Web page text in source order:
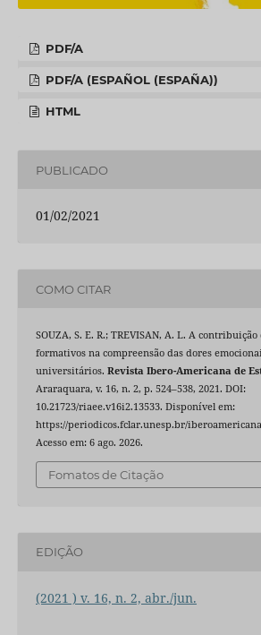
PDF/A
PDF/A (ESPAÑOL (ESPAÑA))
HTML
PUBLICADO
01/02/2021
COMO CITAR
SOUZA, S. E. R.; TREVISAN, A. L. A contribuição
formativos na compreensão das dores
universitários. Revista Ibero-Americana de
Araraquara, v. 16, n. 2, p. 524–538, 2021. DOI:
10.21723/riaee.v16i2.13533. Disponível em:
https://periodicos.fclar.unesp.br/
Acesso em: 6 ago. 2026.
Fomatos de Citação
EDIÇÃO
(2021 ) v. 16, n. 2, abr./jun.